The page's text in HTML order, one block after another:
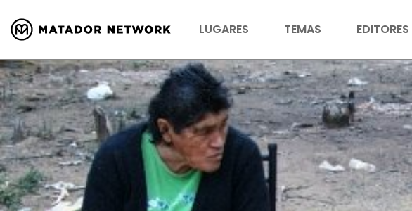
LUGARES TEMAS EDITORES